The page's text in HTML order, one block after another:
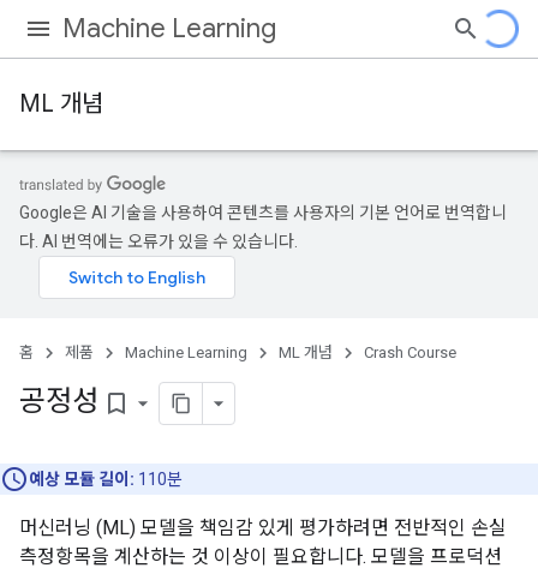
Machine Learning
ML 개념
Google은 AI 기술을 사용하여 콘텐츠를 사용자의 기본 언어로 번역합니
다. AI 번역에는 오류가 있을 수 있습니다.
홈 제품 Machine Learning ML 개념 Crash Course
공정성 bookmark_border
예상 모듈 길이: 110분
머신러닝 (ML) 모델을 책임감 있게 평가하려면 전반적인 손실
측정항목을 계산하는 것 이상이 필요합니다. 모델을 프로덕션